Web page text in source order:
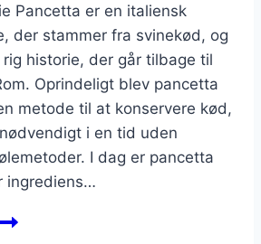
Pancetta er en italiensk
der stammer fra svinekød, og
historie, der går tilbage til
Oprindeligt blev pancetta
metode til at konservere kød,
i en tid uden
I dag er pancetta
ingrediens…